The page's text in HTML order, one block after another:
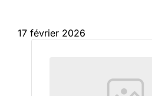
17 février 2026